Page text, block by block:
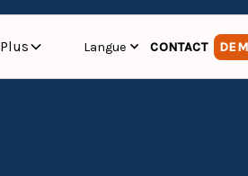
Plus Langue CONTACT